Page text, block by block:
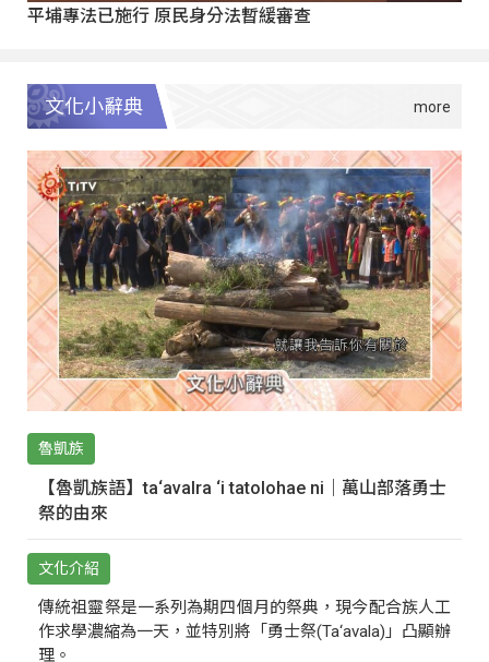
平埔專法已施行 原民身分法暫緩審查
文化小辭典
魯凱族
【魯凱族語】ta‘avalra ‘i tatolohae ni｜萬山部落勇士
祭的由來
文化介紹
傳統祖靈祭是一系列為期四個月的祭典，現今配合族人工
作求學濃縮為一天，並特別將「勇士祭(Ta‘avala)」凸顯辦
理。